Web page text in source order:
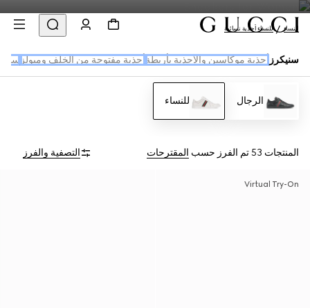
النساء للنساء أحذية نسائية
سنيكرز أحذية موكاسين والأحذية بأربطة أحذية مفتوحة من الخلف وميولز
الرجال للنساء
المنتجات 53 تم الفرز حسب المقترحات التصفية والفرز
Virtual Try-On